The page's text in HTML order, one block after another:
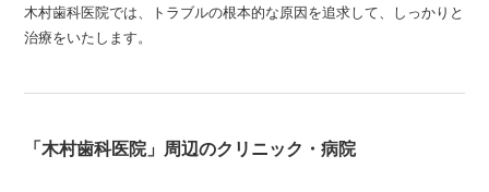
木村歯科医院では、トラブルの根本的な原因を追求して、しっかりと
治療をいたします。
「木村歯科医院」周辺のクリニック・病院